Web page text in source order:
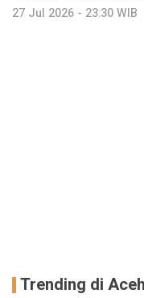
27 Jul 2026 - 23:30 WIB
Trending di Aceh